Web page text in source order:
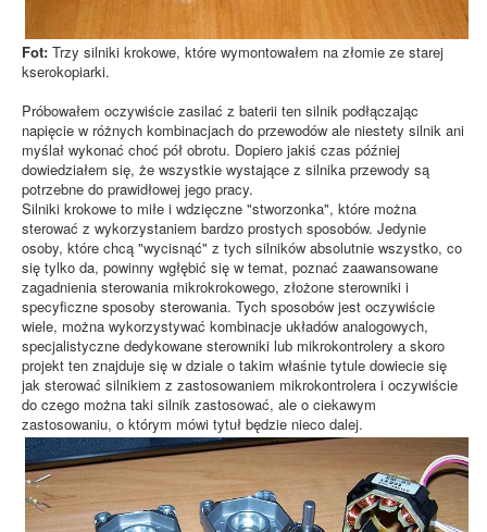
Fot: Trzy silniki krokowe, które wymontowałem na złomie ze starej
kserokopiarki.
Próbowałem oczywiście zasilać z baterii ten silnik podłączając
napięcie w różnych kombinacjach do przewodów ale niestety silnik ani
myślał wykonać choć pół obrotu. Dopiero jakiś czas później
dowiedziałem się, że wszystkie wystające z silnika przewody są
potrzebne do prawidłowej jego pracy.
Silniki krokowe to miłe i wdzięczne "stworzonka", które można
sterować z wykorzystaniem bardzo prostych sposobów. Jedynie
osoby, które chcą "wycisnąć" z tych silników absolutnie wszystko, co
się tylko da, powinny wgłębić się w temat, poznać zaawansowane
zagadnienia sterowania mikrokrokowego, złożone sterowniki i
specyficzne sposoby sterowania. Tych sposobów jest oczywiście
wiele, można wykorzystywać kombinacje układów analogowych,
specjalistyczne dedykowane sterowniki lub mikrokontrolery a skoro
projekt ten znajduje się w dziale o takim właśnie tytule dowiecie się
jak sterować silnikiem z zastosowaniem mikrokontrolera i oczywiście
do czego można taki silnik zastosować, ale o ciekawym
zastosowaniu, o którym mówi tytuł będzie nieco dalej.